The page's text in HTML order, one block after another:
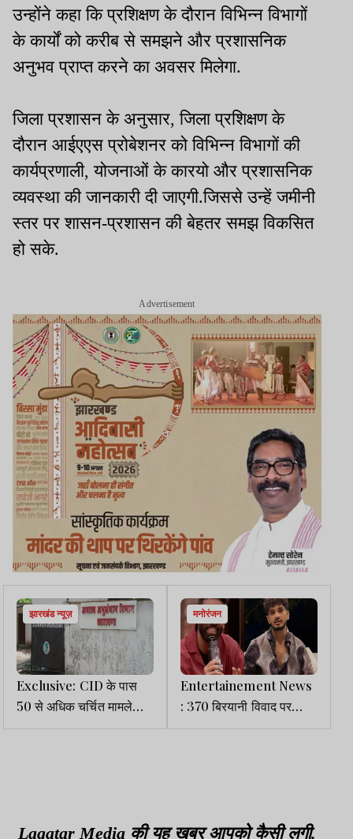
उन्होंने कहा कि प्रशिक्षण के दौरान विभिन्न विभागों
के कार्यों को करीब से समझने और प्रशासनिक
अनुभव प्राप्त करने का अवसर मिलेगा.
जिला प्रशासन के अनुसार, जिला प्रशिक्षण के
दौरान आईएएस प्रोबेशनर को विभिन्न विभागों की
कार्यप्रणाली, योजनाओं के कारयो और प्रशासनिक
व्यवस्था की जानकारी दी जाएगी.जिससे उन्हें जमीनी
स्तर पर शासन-प्रशासन की बेहतर समझ विकसित
हो सके.
Advertisement
झारखंड न्यूज़
Exclusive: CID के पास
50 से अधिक चर्चित मामले
लंबित, समीक्षा के बावजूद नहीं
मनोरंजन
Entertainement News
: 370 बिरयानी विवाद पर
मुनव्वर फारूकी ने तोड़ी चुप्पी,
Lagatar Media की यह खबर आपको कैसी लगी.